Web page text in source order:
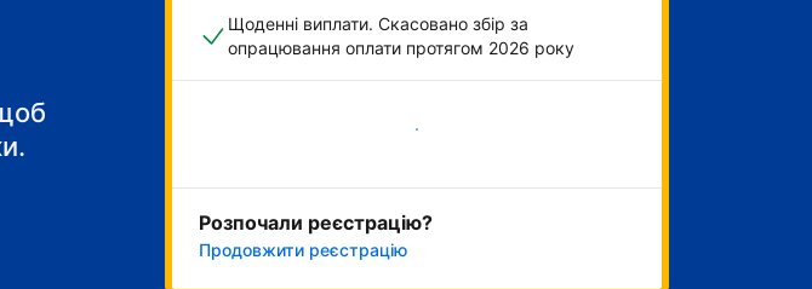
Щоденні виплати. Скасовано збір за
опрацювання оплати протягом 2026 року
Розпочати зараз
Розпочали реєстрацію?
Продовжити реєстрацію